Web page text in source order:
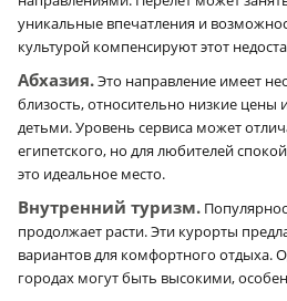
уникальные впечатления и
культурой компенсируют этот
Абхазия.Это направление имеет
близость, относительно низкие цены
детьми. Уровень сервиса может
египетского, но для любителей
это идеальное место.
Внутренний туризм.
продолжает расти. Эти курорты
вариантов для комфортного отдыха.
городах могут быть высокими,